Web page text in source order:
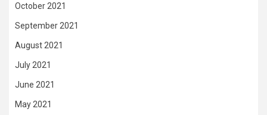
October 2021
September 2021
August 2021
July 2021
June 2021
May 2021